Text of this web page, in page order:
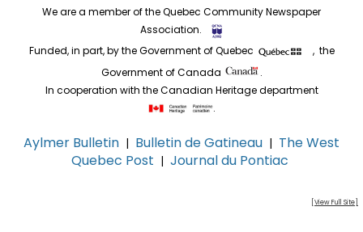
We are a member of the Quebec Community Newspaper
Association.
Funded, in part, by the Government of Quebec
, the
Government of Canada
.
In cooperation with the Canadian Heritage department
.
Aylmer Bulletin | Bulletin de Gatineau | The West
Quebec Post | Journal du Pontiac
[View Full Site]